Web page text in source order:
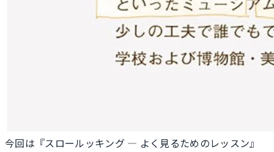
今回は『スロールッキング ― よく見るためのレッスン』